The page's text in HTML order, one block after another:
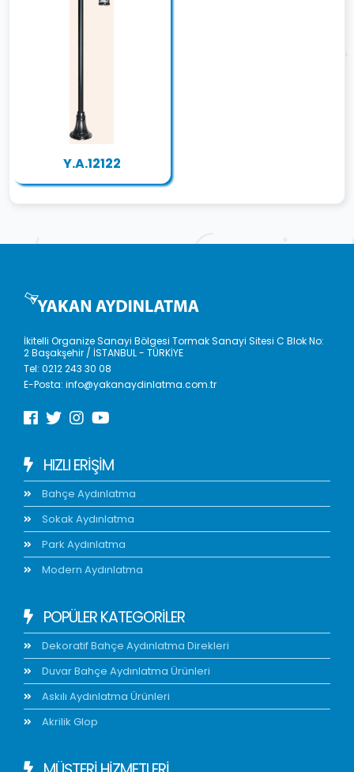
Y.A.12122
İkitelli Organize Sanayi Bölgesi Tormak Sanayi Sitesi C Blok No:
2 Başakşehir / İSTANBUL - TÜRKİYE
Tel:0212 243 30 08
E-Posta:info@yakanaydinlatma.com.tr
HIZLI ERIŞIM
Bahçe Aydınlatma
Sokak Aydınlatma
Park Aydınlatma
Modern Aydınlatma
POPÜLER KATEGORİLER
Dekoratif Bahçe Aydınlatma Direkleri
Duvar Bahçe Aydınlatma Ürünleri
Askılı Aydınlatma Ürünleri
Akrilik Glop